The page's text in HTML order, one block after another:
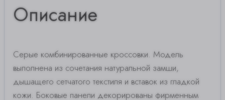
Описание
Серые комбинированные кроссовки. Модель
выполнена из сочетания натуральной замши,
дышащего сетчатого текстиля и вставок из гладкой
кожи. Боковые панели декорированы фирменным